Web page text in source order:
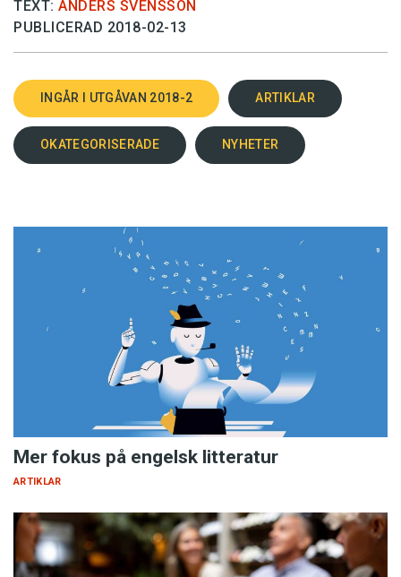
TEXT: ANDERS SVENSSON
PUBLICERAD 2018-02-13
INGÅR I UTGÅVAN 2018-2 ARTIKLAR
OKATEGORISERADE NYHETER
Mer fokus på engelsk litteratur
ARTIKLAR